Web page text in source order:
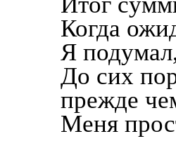
Когда
Я
До сих
прежде
Меня